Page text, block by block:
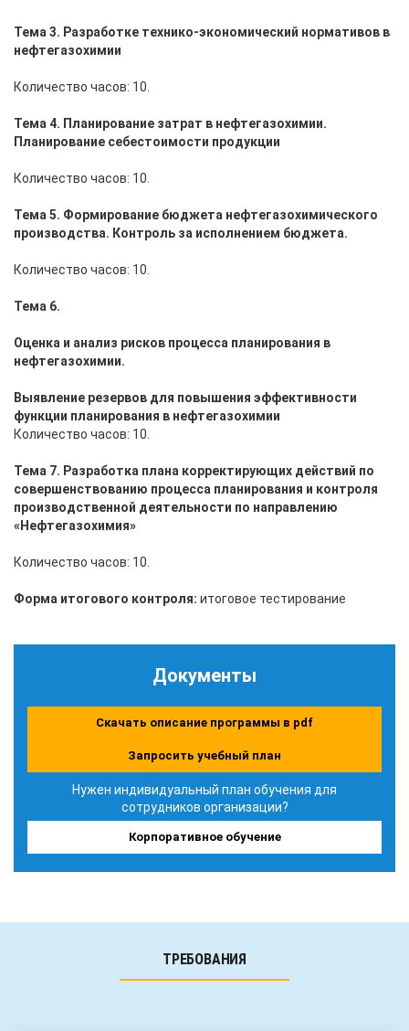
Тема 3. Разработке технико-экономический нормативов в
нефтегазохимии
Количество часов: 10.
Тема 4. Планирование затрат в нефтегазохимии.
Планирование себестоимости продукции
Количество часов: 10.
Тема 5. Формирование бюджета нефтегазохимического
производства. Контроль за исполнением бюджета.
Количество часов: 10.
Тема 6.
Оценка и анализ рисков процесса планирования в
нефтегазохимии.
Выявление резервов для повышения эффективности
функции планирования в нефтегазохимии
Количество часов: 10.
Тема 7. Разработка плана корректирующих действий по
совершенствованию процесса планирования и контроля
производственной деятельности по направлению
«Нефтегазохимия»
Количество часов: 10.
Форма итогового контроля: итоговое тестирование
Документы
Скачать описание программы в pdf
Запросить учебный план
Нужен индивидуальный план обучения для
сотрудников организации?
Корпоративное обучение
ТРЕБОВАНИЯ